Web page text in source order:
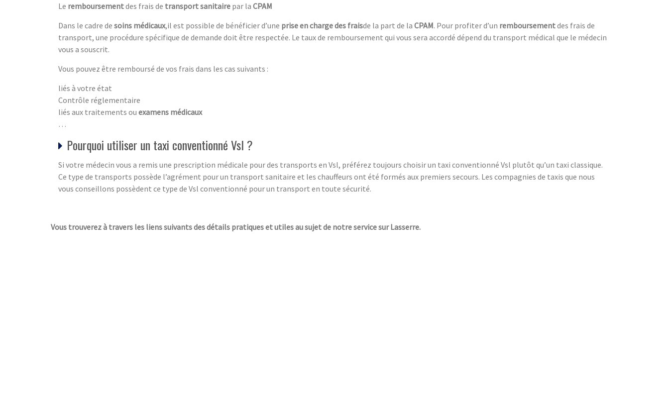
Le remboursementdes frais de transport sanitaire par la CPAM
Dans le cadre de soins médicaux,il est possible de bénéficier d’une prise en charge des fraisde la part de la CPAM. Pour profiter d’un remboursementdes frais de
transport, une procédure spécifique de demande doit être respectée. Le taux de remboursement qui vous sera accordé dépend du transport médical que le médecin
vous a souscrit.
Vous pouvez être remboursé de vos frais dans les cas suivants :
liés à votre état
Contrôle réglementaire
liés aux traitements ou examens médicaux
…
Pourquoi utiliser un taxi conventionné Vsl ?
Si votre médecin vous a remis une prescription médicale pour des transports en Vsl, préférez toujours choisir un taxi conventionné Vsl plutôt qu’un taxi classique.
Ce type de transports possède l’agrément pour un transport sanitaire et les chauffeurs ont été formés aux premiers secours. Les compagnies de taxis que nous
vous conseillons possèdent ce type de Vsl conventionné pour un transport en toute sécurité.
Vous trouverez à travers les liens suivants des détails pratiques et utiles au sujet de notre service sur Lasserre.